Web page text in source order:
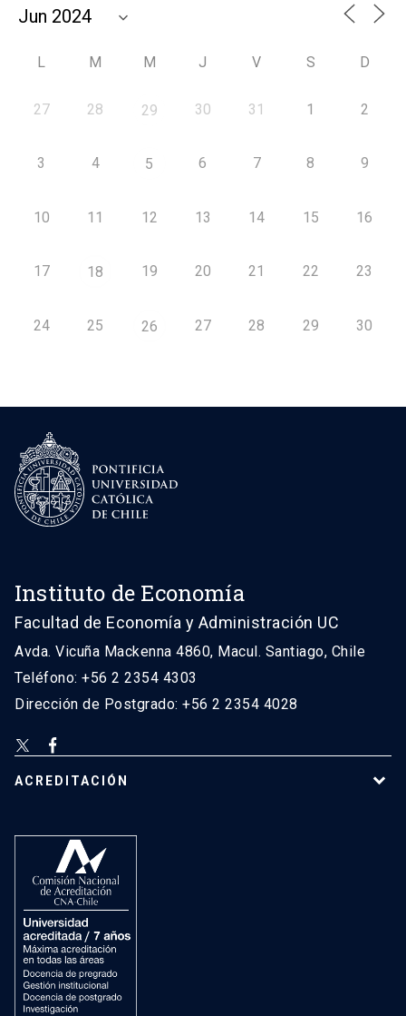
L M M J V S D
27 28 29 30 31 1 2
3 4 5 6 7 8 9
10 11 12 13 14 15 16
17 18 19 20 21 22 23
24 25 26 27 28 29 30
Instituto de Economía
Facultad de Economía y Administración UC
Avda. Vicuña Mackenna 4860, Macul. Santiago, Chile
Teléfono: +56 2 2354 4303
Dirección de Postgrado: +56 2 2354 4028
ACREDITACIÓN